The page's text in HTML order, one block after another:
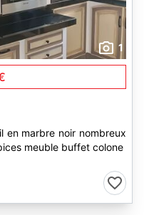
1
en marbre noir nombreux
meuble buffet colone